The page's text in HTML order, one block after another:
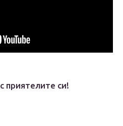
приятелите си!